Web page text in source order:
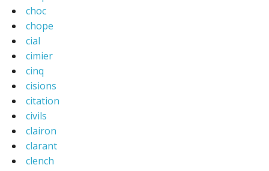
choc
chope
cial
cimier
cinq
cisions
citation
civils
clairon
clarant
clench